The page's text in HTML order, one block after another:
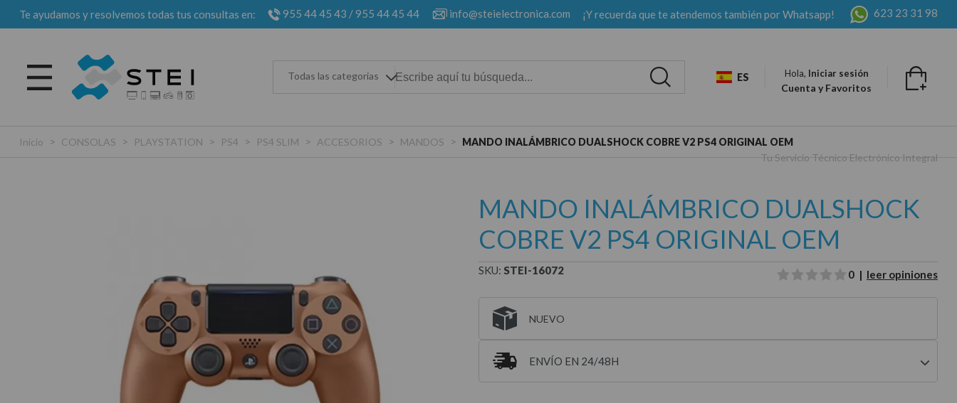
Te ayudamos y resolvemos todas tus consultas en: 955 44 45 43 /955 44 45 44 info@steielectronica.com ¡Y recuerda que te atendemos también por Whatsapp! 623 23 31 98
Todas las categorias ES Hola, Iniciar sesión
Cuenta y Favoritos
Inicio > CONSOLAS > PLAYSTATION > PS4 > PS4 SLIM > ACCESORIOS > MANDOS > MANDO INALÁMBRICO DUALSHOCK COBRE V2 PS4 ORIGINAL OEM
Tu Servicio Técnico Electrónico Integral
MANDO INALÁMBRICO DUALSHOCK
COBRE V2 PS4 ORIGINAL OEM
SKU: STEI-16072 0 | leer opiniones
NUEVO
ENVÍO EN 24/48H